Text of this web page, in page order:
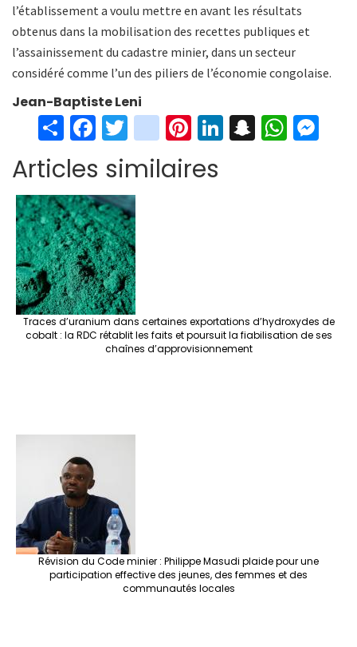
l’établissement a voulu mettre en avant les résultats
obtenus dans la mobilisation des recettes publiques et
l’assainissement du cadastre minier, dans un secteur
considéré comme l’un des piliers de l’économie congolaise.
Jean-Baptiste Leni
S
h
ar
e
Fa
ce
b
o
o
k
T
wi
tt
er
in
st
ag
Pi
er
Li S W
Articles similaires
Traces d’uranium dans certaines exportations d’hydroxydes de
cobalt : la RDC rétablit les faits et poursuit la fiabilisation de ses
chaînes d’approvisionnement
Révision du Code minier : Philippe Masudi plaide pour une
participation effective des jeunes, des femmes et des
communautés locales